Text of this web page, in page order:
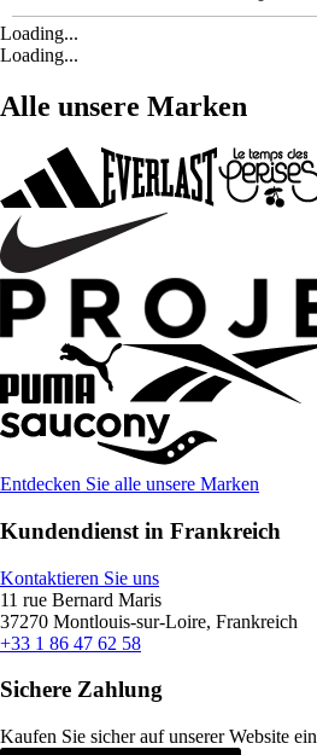
Loading...
Loading...
Alle unsere Marken
Entdecken Sie alle unsere Marken
Kundendienst in Frankreich
Kontaktieren Sie uns
11 rue Bernard Maris
37270 Montlouis-sur-Loire, Frankreich
+33 1 86 47 62 58
Sichere Zahlung
Kaufen Sie sicher auf unserer Website ein